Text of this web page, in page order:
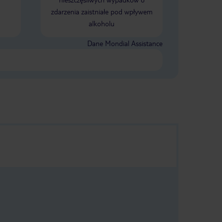
potwierdzenie z recepcji hotelowej,
które mam w zapakowanej do
wyjazdu walizce będącej już w
nas do wyjazdu na lotnisko.
zdarzenia zaistniałe pod wpływem
alkoholu
Dane Mondial Assistance